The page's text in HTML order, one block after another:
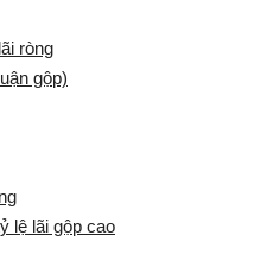
ròng
gộp)
lệ lãi gộp cao